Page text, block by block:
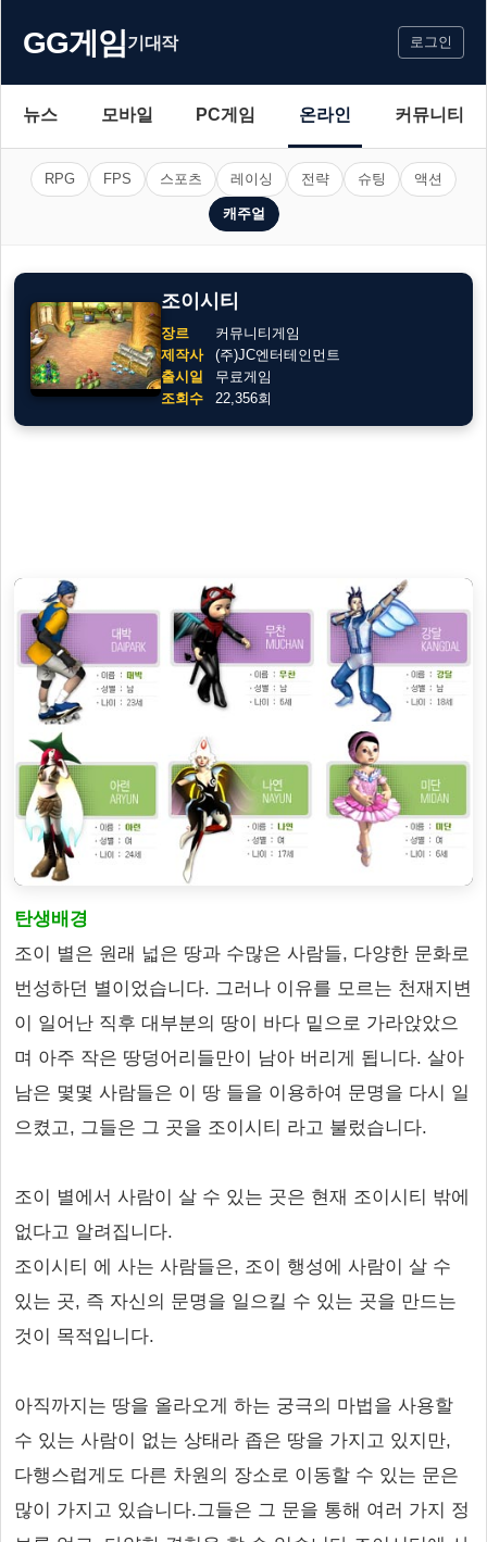
GG게임기대작 로그인
뉴스 모바일 PC게임 온라인 커뮤니티
RPG FPS 스포츠 레이싱 전략 슈팅 액션
캐주얼
조이시티
장르
커뮤니티게임
제작사
(주)JC엔터테인먼트
출시일
무료게임
조회수
22,356회
탄생배경
조이 별은 원래 넓은 땅과 수많은 사람들, 다양한 문화로
번성하던 별이었습니다. 그러나 이유를 모르는 천재지변
이 일어난 직후 대부분의 땅이 바다 밑으로 가라앉았으
며 아주 작은 땅덩어리들만이 남아 버리게 됩니다. 살아
남은 몇몇 사람들은 이 땅 들을 이용하여 문명을 다시 일
으켰고, 그들은 그 곳을 조이시티 라고 불렀습니다.
조이 별에서 사람이 살 수 있는 곳은 현재 조이시티 밖에
없다고 알려집니다.
조이시티 에 사는 사람들은, 조이 행성에 사람이 살 수
있는 곳, 즉 자신의 문명을 일으킬 수 있는 곳을 만드는
것이 목적입니다.
아직까지는 땅을 올라오게 하는 궁극의 마법을 사용할
수 있는 사람이 없는 상태라 좁은 땅을 가지고 있지만,
다행스럽게도 다른 차원의 장소로 이동할 수 있는 문은
많이 가지고 있습니다.그들은 그 문을 통해 여러 가지 정